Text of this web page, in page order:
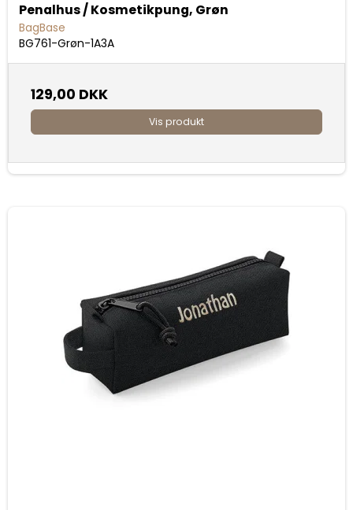
Penalhus / Kosmetikpung, Grøn
BagBase
BG761-Grøn-1A3A
129,00 DKK
Vis produkt